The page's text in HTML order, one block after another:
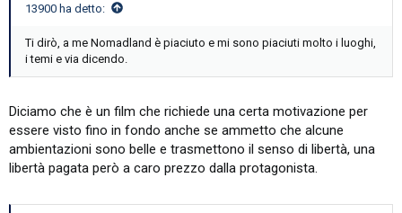
13900 ha detto:
Ti dirò, a me Nomadland è piaciuto e mi sono piaciuti molto i luoghi,
i temi e via dicendo.
Diciamo che è un film che richiede una certa motivazione per
essere visto fino in fondo anche se ammetto che alcune
ambientazioni sono belle e trasmettono il senso di libertà, una
libertà pagata però a caro prezzo dalla protagonista.